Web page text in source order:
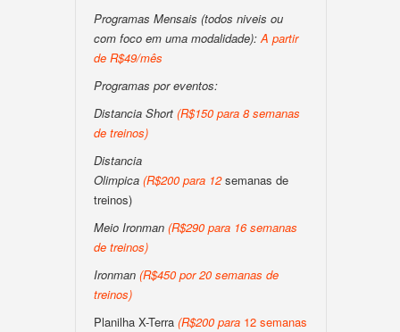
Programas Mensais (todos niveis ou
com foco em uma modalidade):A partir
de R$49/mês
Programas por eventos:
Distancia Short (R$150 para 8 semanas
de treinos)
Distancia
Olimpica (R$200 para 12semanas de
treinos)
Meio Ironman (R$290 para 16 semanas
de treinos)
Ironman (R$450 por 20 semanas de
treinos)
Planilha X-Terra (R$200 para 12 semanas